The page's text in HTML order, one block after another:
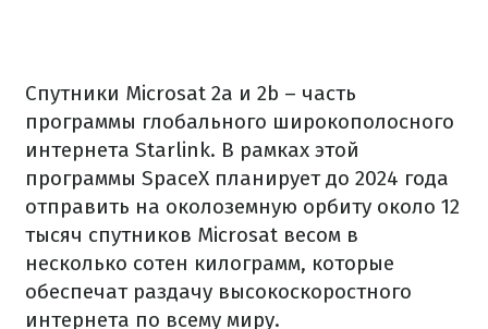
Спутники Microsat 2a и 2b – часть
программы глобального широкополосного
интернета Starlink. В рамках этой
программы SpaceX планирует до 2024 года
отправить на околоземную орбиту около 12
тысяч спутников Microsat весом в
несколько сотен килограмм, которые
обеспечат раздачу высокоскоростного
интернета по всему миру.